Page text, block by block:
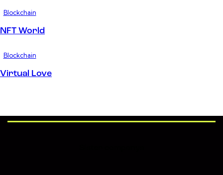
Blockchain
NFT World
Blockchain
Virtual Love